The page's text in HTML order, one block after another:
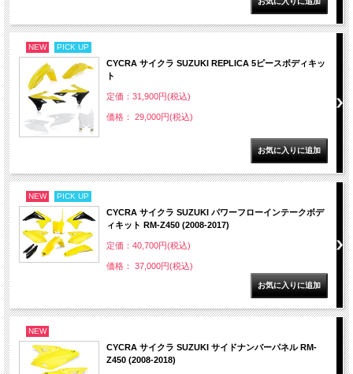
NEW PICK UP
CYCRA サイクラ SUZUKI REPLICA 5ピースボディキッ
ト
定価：31,900円(税込)
価格： 29,000円(税込)
NEW PICK UP
CYCRA サイクラ SUZUKI パワーフローインテークボデ
ィキット RM-Z450 (2008-2017)
定価：40,700円(税込)
価格： 37,000円(税込)
NEW
CYCRA サイクラ SUZUKI サイドナンバーパネル RM-
Z450 (2008-2018)